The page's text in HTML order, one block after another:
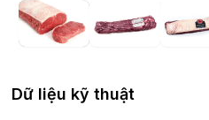
Dữ liệu kỹ thuật